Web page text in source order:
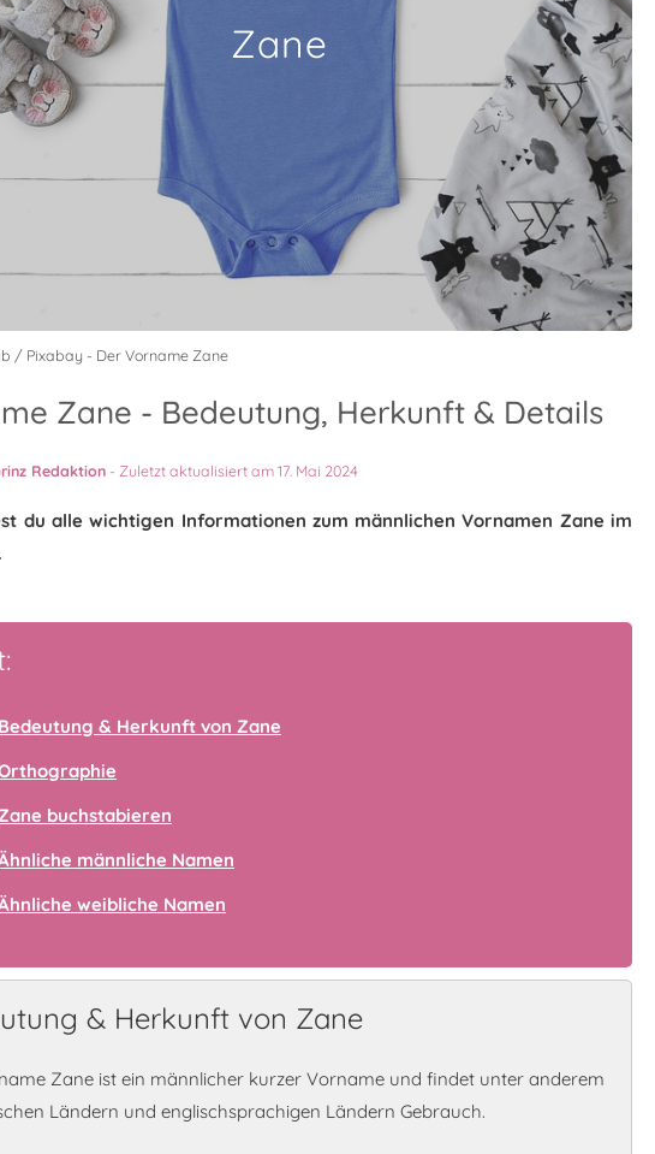
Zane
/ Pixabay - Der Vorname Zane
Zane - Bedeutung, Herkunft & Details
Redaktion - Zuletzt aktualisiert am 17. Mai 2024
du alle wichtigen Informationen zum männlichen Vornamen Zane im
Bedeutung & Herkunft von Zane
buchstabieren
männliche Namen
weibliche Namen
& Herkunft von Zane
Zane ist ein männlicher kurzer Vorname und findet unter anderem
Ländern und englischsprachigen Ländern Gebrauch.